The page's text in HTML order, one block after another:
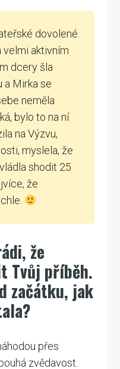
dovolené.
aktivním
dcery šla
a Mirka se
neměla
bylo to na ní
na Výzvu,
myslela, že
shodit 25
že
že
Tvůj příběh.
začátku, jak
přes
zvědavost.